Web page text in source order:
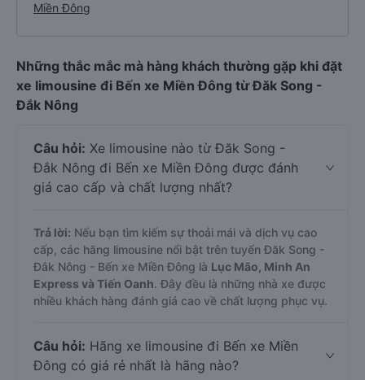
Miền Đông
Những thắc mắc mà hàng khách thường gặp khi đặt
xe limousine đi Bến xe Miền Đông từ Đăk Song -
Đắk Nông
Câu hỏi: Xe limousine nào từ Đăk Song -
Đắk Nông đi Bến xe Miền Đông được đánh
giá cao cấp và chất lượng nhất?
Trả lời: Nếu bạn tìm kiếm sự thoải mái và dịch vụ cao
cấp, các hãng limousine nổi bật trên tuyến Đăk Song -
Đắk Nông - Bến xe Miền Đông là Lục Mão, Minh An
Express và Tiến Oanh. Đây đều là những nhà xe được
nhiều khách hàng đánh giá cao về chất lượng phục vụ.
Câu hỏi: Hãng xe limousine đi Bến xe Miền
Đông có giá rẻ nhất là hãng nào?